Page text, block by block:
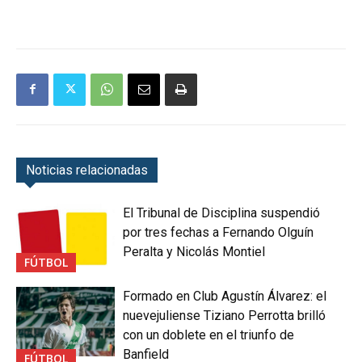
Noticias relacionadas
FÚTBOL
El Tribunal de Disciplina suspendió
por tres fechas a Fernando Olguín
Peralta y Nicolás Montiel
FÚTBOL
Formado en Club Agustín Álvarez: el
nuevejuliense Tiziano Perrotta brilló
con un doblete en el triunfo de
Banfield